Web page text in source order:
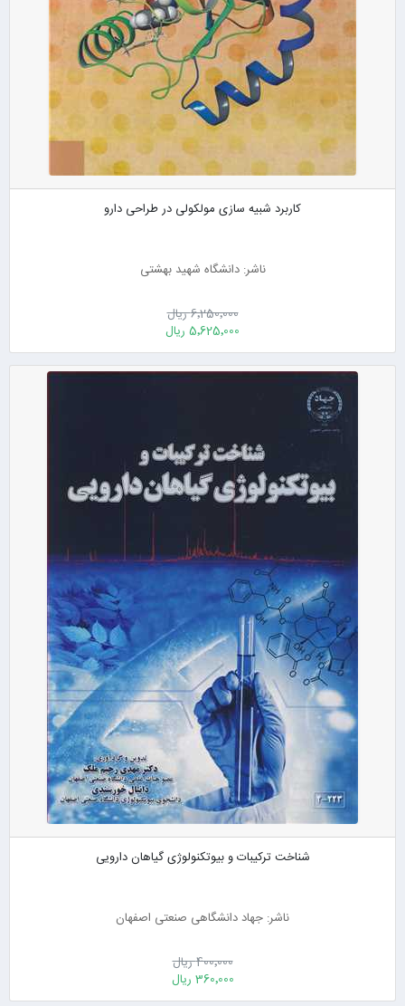
کاربرد شبیه سازی مولکولی در طراحی دارو
ناشر: دانشگاه شهید بهشتی
6٬250٬000 ریال
5٬625٬000 ریال
شناخت ترکیبات و بیوتکنولوژی گیاهان دارویی
ناشر: جهاد دانشگاهی صنعتی اصفهان
400٬000 ریال
360٬000 ریال